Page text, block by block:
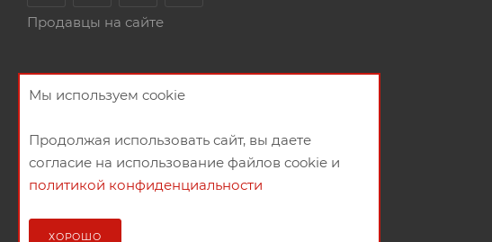
Продавцы на сайте
Мы используем cookie
Продолжая использовать сайт, вы даете
согласие на использование файлов cookie и
политикой конфиденциальности
ХОРОШО